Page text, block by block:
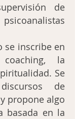
de
se inscribe en
la
Se
de
propone algo
basada en la